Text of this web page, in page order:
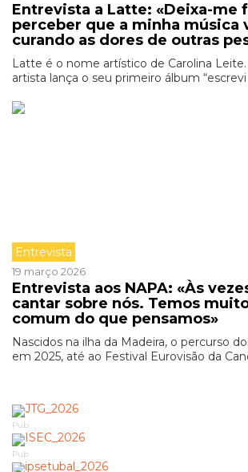
Entrevista a Latte: «Deixa-me
perceber que a minha música
curando as dores de outras
Latte é o nome artístico de Carolina Leite.
artista lança o seu primeiro álbum “escrevi
Entrevista
19 março 2026
Entrevista aos NAPA: «Às
cantar sobre nós. Temos
comum do que pensamos»
Nascidos na ilha da Madeira, o percurso
em 2025, até ao Festival Eurovisão da
Pub
Pub